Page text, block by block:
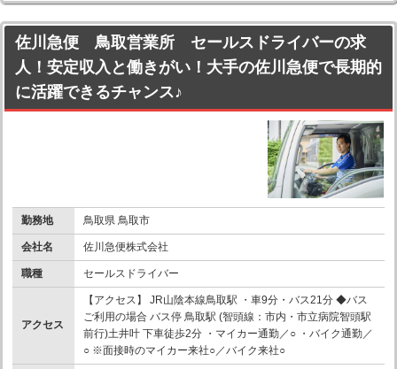
佐川急便 鳥取営業所 セールスドライバーの求
人！安定収入と働きがい！大手の佐川急便で長期的
に活躍できるチャンス♪
勤務地 鳥取県 鳥取市
会社名 佐川急便株式会社
職種 セールスドライバー
アクセス
【アクセス】 JR山陰本線鳥取駅 ・車9分・バス21分 ◆バス
ご利用の場合 バス停 鳥取駅 (智頭線：市内・市立病院智頭駅
前行)土井叶 下車徒歩2分 ・マイカー通勤／○ ・バイク通勤／
○ ※面接時のマイカー来社○／バイク来社○